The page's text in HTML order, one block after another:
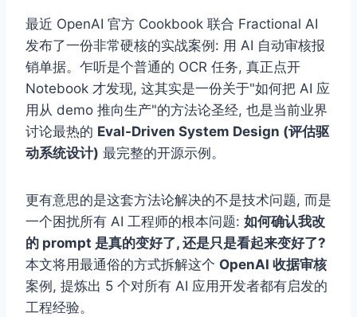
最近 OpenAI 官方 Cookbook 联合 Fractional AI
发布了一份非常硬核的实战案例: 用 AI 自动审核报
销单据。乍听是个普通的 OCR 任务, 真正点开
Notebook 才发现, 这其实是一份关于"如何把 AI 应
用从 demo 推向生产"的方法论圣经, 也是当前业界
讨论最热的 Eval-Driven System Design (评估驱
动系统设计) 最完整的开源示例。
更有意思的是这套方法论解决的不是技术问题, 而是
一个困扰所有 AI 工程师的根本问题: 如何确认我改
的 prompt 是真的变好了, 还是只是看起来变好了?
本文将用最通俗的方式拆解这个 OpenAI 收据审核
案例, 提炼出 5 个对所有 AI 应用开发者都有启发的
工程经验。